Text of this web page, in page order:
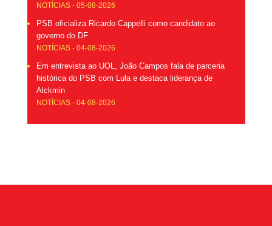
NOTÍCIAS - 05-08-2026
PSB oficializa Ricardo Cappelli como candidato ao
governo do DF
NOTÍCIAS - 04-08-2026
Em entrevista ao UOL, João Campos fala de parceria
histórica do PSB com Lula e destaca liderança de
Alckmin
NOTÍCIAS - 04-08-2026